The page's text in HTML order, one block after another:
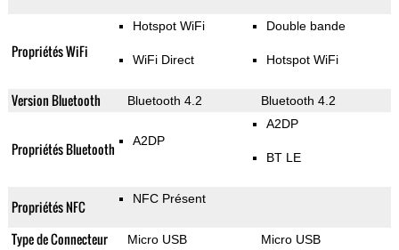
Propriétés WiFi
Hotspot WiFi
WiFi Direct
Double bande
Hotspot WiFi
Version Bluetooth Bluetooth 4.2 Bluetooth 4.2
Propriétés Bluetooth A2DP
A2DP
BT LE
Propriétés NFC NFC Présent
Type de Connecteur Micro USB Micro USB